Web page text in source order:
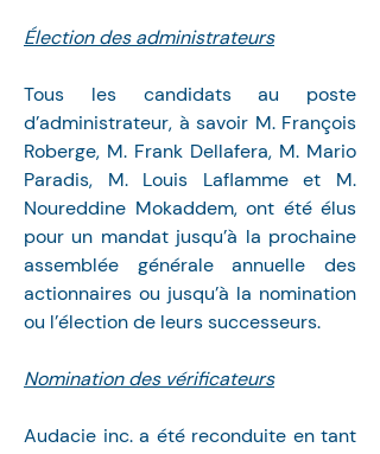
Élection des administrateurs
Tous les candidats au poste
d’administrateur, à savoir M. François
Roberge, M. Frank Dellafera, M. Mario
Paradis, M. Louis Laflamme et M.
Noureddine Mokaddem, ont été élus
pour un mandat jusqu’à la prochaine
assemblée générale annuelle des
actionnaires ou jusqu’à la nomination
ou l’élection de leurs successeurs.
Nomination des vérificateurs
Audacie inc. a été reconduite en tant